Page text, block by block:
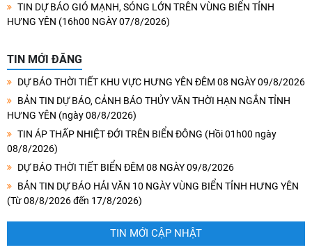
TIN DỰ BÁO GIÓ MẠNH, SÓNG LỚN TRÊN VÙNG BIỂN TỈNH
HƯNG YÊN (16h00 NGÀY 07/8/2026)
TIN MỚI ĐĂNG
DỰ BÁO THỜI TIẾT KHU VỰC HƯNG YÊN ĐÊM 08 NGÀY 09/8/2026
BẢN TIN DỰ BÁO, CẢNH BÁO THỦY VĂN THỜI HẠN NGẮN TỈNH
HƯNG YÊN (ngày 08/8/2026)
TIN ÁP THẤP NHIỆT ĐỚI TRÊN BIỂN ĐÔNG (Hồi 01h00 ngày
08/8/2026)
DỰ BÁO THỜI TIẾT BIỂN ĐÊM 08 NGÀY 09/8/2026
BẢN TIN DỰ BÁO HẢI VĂN 10 NGÀY VÙNG BIỂN TỈNH HƯNG YÊN
(Từ 08/8/2026 đến 17/8/2026)
TIN MỚI CẬP NHẬT